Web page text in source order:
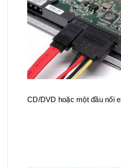
CD/DVD hoặc một đầu nối